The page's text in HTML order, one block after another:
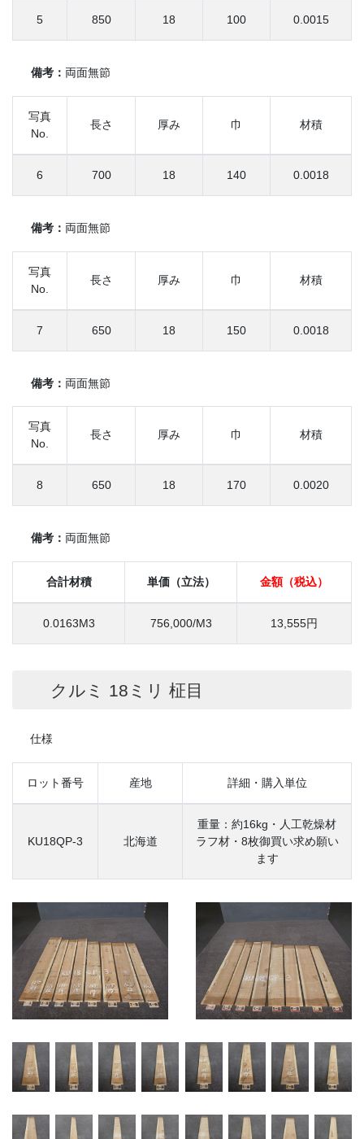
5 850 18 100 0.0015
備考： 両面無節
写真
No.
長さ 厚み 巾 材積
6 700 18 140 0.0018
備考： 両面無節
写真
No.
長さ 厚み 巾 材積
7 650 18 150 0.0018
備考： 両面無節
写真
No.
長さ 厚み 巾 材積
8 650 18 170 0.0020
備考： 両面無節
合計材積 単価（立法） 金額（税込）
0.0163M3 756,000/M3 13,555円
クルミ 18ミリ 柾目
仕様
ロット番号 産地 詳細・購入単位
KU18QP-3 北海道
重量：約16kg・人工乾燥材
ラフ材・8枚御買い求め願い
ます